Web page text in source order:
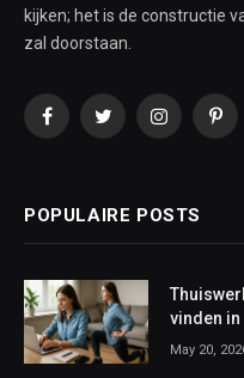
kijken; het is de constructie
zal doorstaan.
FacebookTwitterInstagram
POPULAIRE POSTS
vinden
May 20,